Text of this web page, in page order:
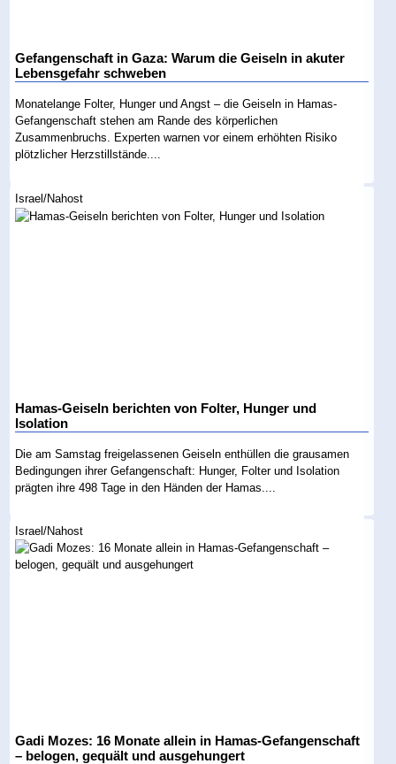
Gefangenschaft in Gaza: Warum die Geiseln in akuter
Lebensgefahr schweben
Monatelange Folter, Hunger und Angst – die Geiseln in Hamas-
Gefangenschaft stehen am Rande des körperlichen
Zusammenbruchs. Experten warnen vor einem erhöhten Risiko
plötzlicher Herzstillstände....
Israel/Nahost
Hamas-Geiseln berichten von Folter, Hunger und
Isolation
Die am Samstag freigelassenen Geiseln enthüllen die grausamen
Bedingungen ihrer Gefangenschaft: Hunger, Folter und Isolation
prägten ihre 498 Tage in den Händen der Hamas....
Israel/Nahost
Gadi Mozes: 16 Monate allein in Hamas-Gefangenschaft
– belogen, gequält und ausgehungert